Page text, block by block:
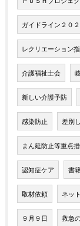
ガイドライン２０
レクリエーション
介護福祉士会
新しい介護予防
感染防止 差別
まん延防止等重点
認知症ケア 書
取材依頼 ネッ
９月９日 救急